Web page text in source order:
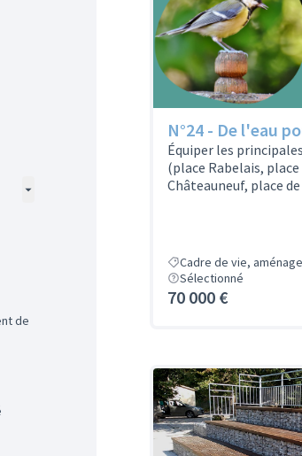
N°24 - De l'eau
Équiper les
(place Rabelais,
Châteauneuf, place de
Cadre de vie,
Sélectionné
70 000 €